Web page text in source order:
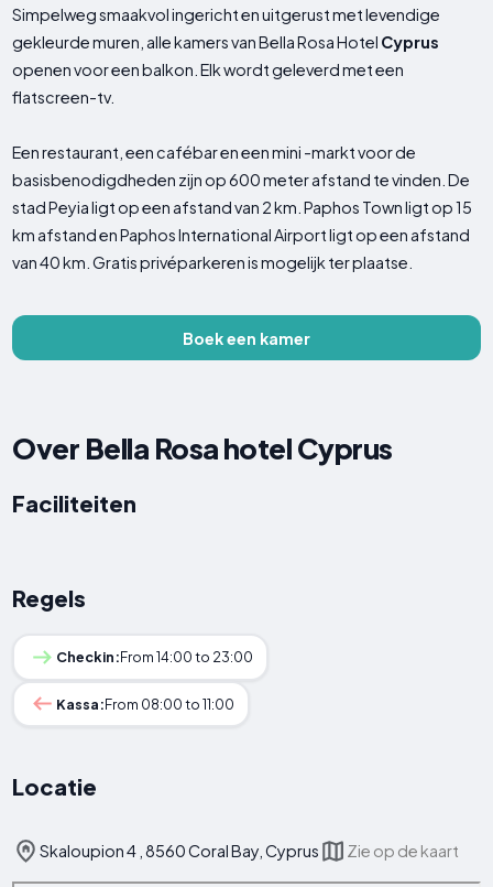
Simpelweg smaakvol ingericht en uitgerust met levendige
gekleurde muren, alle kamers van Bella Rosa Hotel Cyprus
openen voor een balkon. Elk wordt geleverd met een
flatscreen-tv.
Een restaurant, een cafébar en een mini -markt voor de
basisbenodigdheden zijn op 600 meter afstand te vinden. De
stad Peyia ligt op een afstand van 2 km. Paphos Town ligt op 15
km afstand en Paphos International Airport ligt op een afstand
van 40 km. Gratis privéparkeren is mogelijk ter plaatse.
Boek een kamer
Over Bella Rosa hotel Cyprus
Faciliteiten
Regels
Checkin:From 14:00 to 23:00
Kassa:From 08:00 to 11:00
Locatie
Skaloupion 4 , 8560 Coral Bay, Cyprus Zie op de kaart